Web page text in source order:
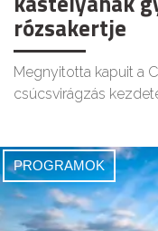
rózsakertje
Megnyitotta kapuit a
csúcsvirágzás
PROGRAMOK